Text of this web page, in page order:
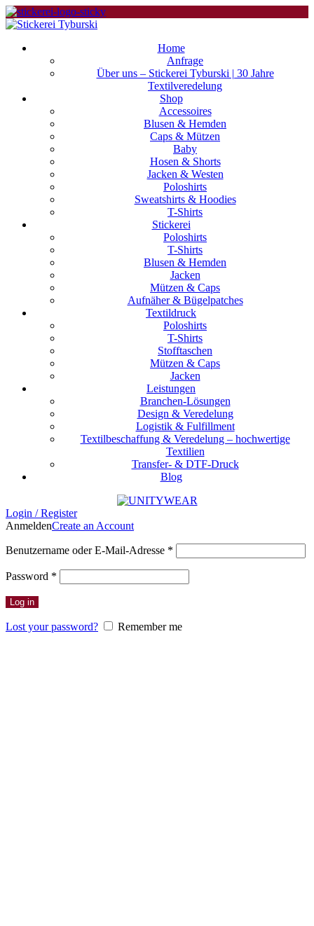
Home
Anfrage
Über uns – Stickerei Tyburski | 30 Jahre
Textilveredelung
Shop
Accessoires
Blusen & Hemden
Caps & Mützen
Baby
Hosen & Shorts
Jacken & Westen
Poloshirts
Sweatshirts & Hoodies
T-Shirts
Stickerei
Poloshirts
T-Shirts
Blusen & Hemden
Jacken
Mützen & Caps
Aufnäher & Bügelpatches
Textildruck
Poloshirts
T-Shirts
Stofftaschen
Mützen & Caps
Jacken
Leistungen
Branchen-Lösungen
Design & Veredelung
Logistik & Fulfillment
Textilbeschaffung & Veredelung – hochwertige
Textilien
Transfer- & DTF-Druck
Blog
Login / Register
AnmeldenCreate an Account
Benutzername oder E-Mail-Adresse *
Password *
Log in
Lost your password? Remember me